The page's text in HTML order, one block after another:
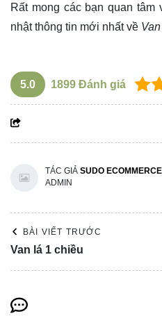
Rất mong các bạn quan tâm
nhật thông tin mới nhất về
5.0 1899 Đánh giá
TÁC GIẢ SUDO ECOMMERCE
ADMIN
BÀI VIẾT TRƯỚC
Van lá 1 chiều